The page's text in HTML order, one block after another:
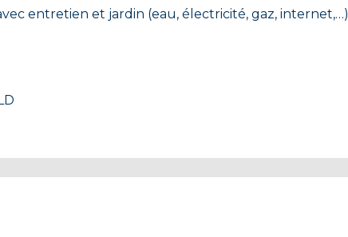
entretien et jardin (eau, électricité, gaz, internet,…)